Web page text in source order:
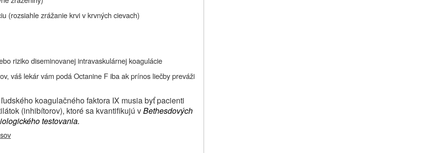
(rozsiahle zrážanie krvi v krvných cievach)
riziko diseminovanej intravaskulárnej koagulácie
váš lekár vám podá Octanine F iba ak prínos liečby preváži
koagulačného faktora IX musia byť pacienti
(inhibítorov), ktoré sa kvantifikujú vBethesdových
testovania.